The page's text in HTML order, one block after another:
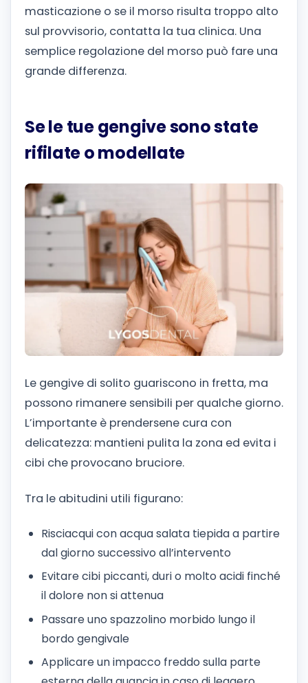
masticazione o se il morso risulta troppo alto
sul provvisorio, contatta la tua clinica. Una
semplice regolazione del morso può fare una
grande differenza.
Se le tue gengive sono state
rifilate o modellate
Le gengive di solito guariscono in fretta, ma
possono rimanere sensibili per qualche giorno.
L’importante è prendersene cura con
delicatezza: mantieni pulita la zona ed evita i
cibi che provocano bruciore.
Tra le abitudini utili figurano:
Risciacqui con acqua salata tiepida a partire
dal giorno successivo all’intervento
Evitare cibi piccanti, duri o molto acidi finché
il dolore non si attenua
Passare uno spazzolino morbido lungo il
bordo gengivale
Applicare un impacco freddo sulla parte